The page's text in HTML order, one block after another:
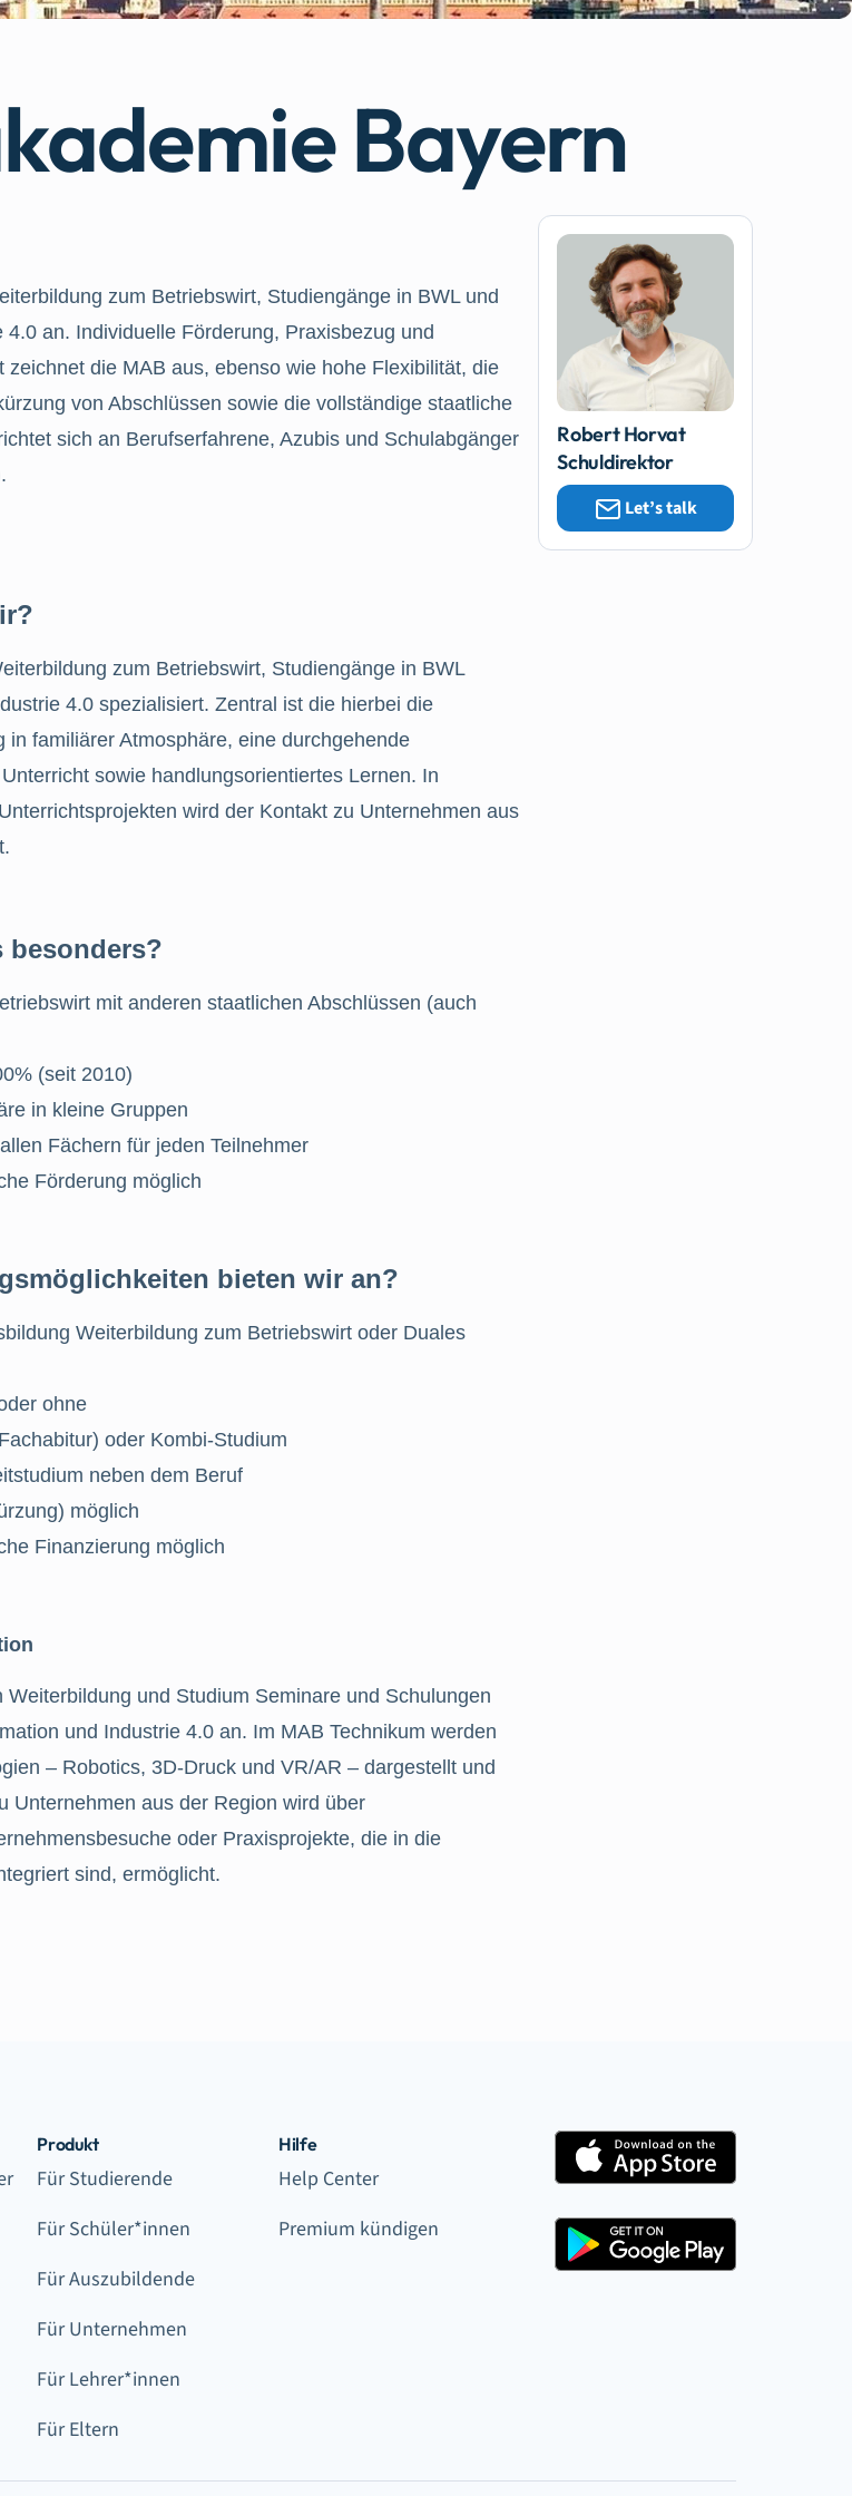
Bayern
zum Betriebswirt, Studiengänge in BWL und
4.0 an. Individuelle Förderung, Praxisbezug und
zeichnet die MAB aus, ebenso wie hohe Flexibilität, die
von Abschlüssen sowie die vollständige staatliche
sich an Berufserfahrene, Azubis und Schulabgänger
zum Betriebswirt, Studiengänge in BWL
4.0 spezialisiert. Zentral ist die hierbei die
in familiärer Atmosphäre, eine durchgehende
sowie handlungsorientiertes Lernen. In
wird der Kontakt zu Unternehmen aus
besonders?
mit anderen staatlichen Abschlüssen (auch
(seit 2010)
in kleine Gruppen
Fächern für jeden Teilnehmer
Förderung möglich
bieten wir an?
Weiterbildung zum Betriebswirt oder Duales
ohne
oder Kombi-Studium
neben dem Beruf
möglich
Finanzierung möglich
Weiterbildung und Studium Seminare und Schulungen
und Industrie 4.0 an. Im MAB Technikum werden
– Robotics, 3D-Druck und VR/AR – dargestellt und
Unternehmen aus der Region wird über
oder Praxisprojekte, die in die
sind, ermöglicht.
Robert Horvat
Schuldirektor
Let’s talk
Produkt
Für Studierende
Für Schüler*innen
Für Auszubildende
Für Unternehmen
Für Lehrer*innen
Für Eltern
Hilfe
Help Center
Premium kündigen